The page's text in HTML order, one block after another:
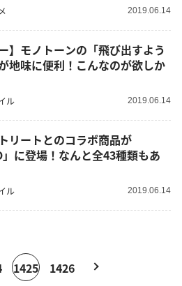
2019.06.14
】モノトーンの「飛び出すよう
地味に便利！こんなのが欲しか
ル 2019.06.14
リートとのコラボ商品が
」に登場！なんと全43種類もあ
ル 2019.06.14
1425 1426